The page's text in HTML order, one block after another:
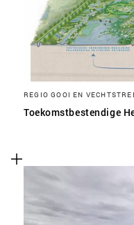
REGIO GOOI EN
Toekomstbestendige